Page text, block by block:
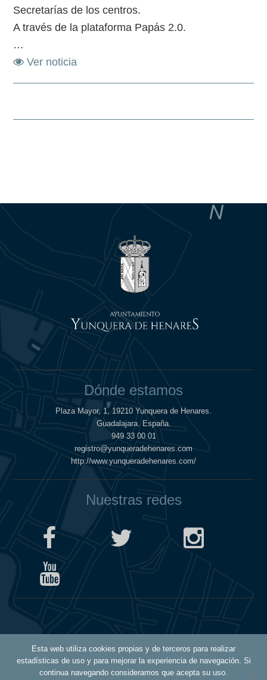
Secretarías de los centros.
A través de la plataforma Papás 2.0.
…
Ver noticia
Esta web utiliza cookies propias y de terceros para realizar
estadísticas de uso y para mejorar la experiencia de navegación. Si
continua navegando consideramos que acepta su uso.
Dónde estamos
Plaza Mayor, 1, 19210 Yunquera de Henares.
Guadalajara. España.
949 33 00 01
registro@yunqueradehenares.com
http://www.yunqueradehenares.com/
Nuestras redes
Política de Cookies
Política de Privacidad
Aviso Legal